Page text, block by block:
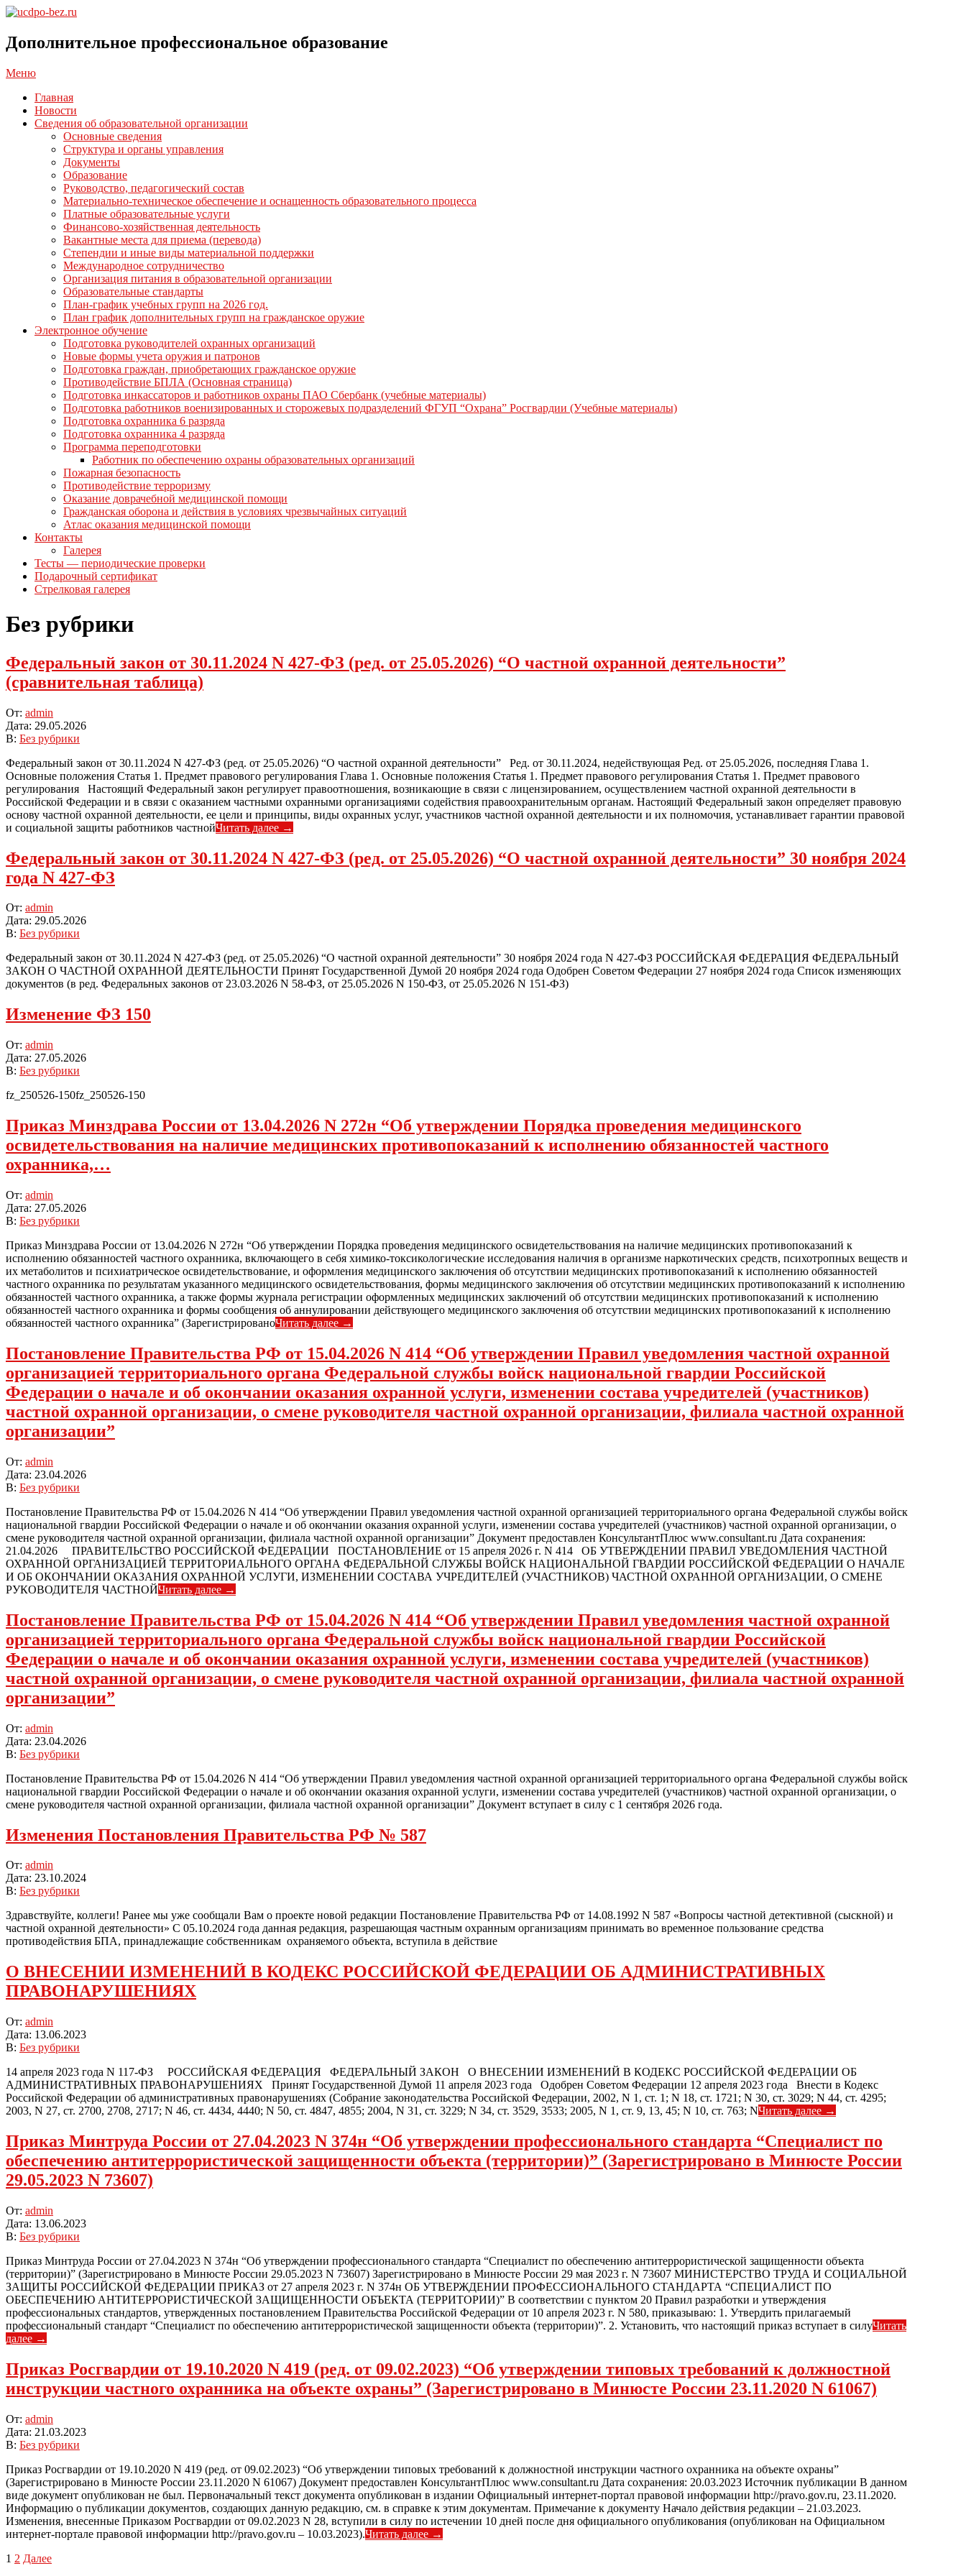
Перейти
содержимому
bez.ru
Дополнительное профессиональное образование
Главное
меню
Меню
Главная
Новости
Сведения об образовательной организации
Основные сведения
Структура и органы управления
Документы
Образование
Руководство, педагогический состав
Материально-техническое обеспечение и оснащенность образовательного процесса
Платные образовательные услуги
Финансово-хозяйственная деятельность
Вакантные места для приема (перевода)
Степендии и иные виды материальной поддержки
Международное сотрудничество
Организация питания в образовательной организации
Образовательные стандарты
План-график учебных групп на 2026 год.
План график дополнительных групп на гражданское оружие
Электронное обучение
Подготовка руководителей охранных организаций
Новые формы учета оружия и патронов
Подготовка граждан, приобретающих гражданское оружие
Противодействие БПЛА (Основная страница)
Подготовка инкассаторов и работников охраны ПАО Сбербанк (учебные материалы)
Подготовка работников военизированных и сторожевых подразделений ФГУП “Охрана” Росгвардии (Учебные материалы)
Подготовка охранника 6 разряда
Подготовка охранника 4 разряда
Программа переподготовки
Работник по обеспечению охраны образовательных организаций
Пожарная безопасность
Противодействие терроризму
Оказание доврачебной медицинской помощи
Гражданская оборона и действия в условиях чрезвычайных ситуаций
Атлас оказания медицинской помощи
Контакты
Галерея
Тесты — периодические проверки
Подарочный сертификат
Стрелковая галерея
Без рубрики
Федеральный закон от 30.11.2024 N 427-ФЗ (ред. от 25.05.2026) “О частной охранной деятельности”
(сравнительная таблица)
2026-
05-
29
От: admin
Дата: 29.05.2026
В: Без рубрики
Федеральный закон от 30.11.2024 N 427-ФЗ (ред. от 25.05.2026) “О частной охранной деятельности” Ред. от 30.11.2024, недействующая Ред. от 25.05.2026, последняя Глава 1.
Основные положения Статья 1. Предмет правового регулирования Глава 1. Основные положения Статья 1. Предмет правового регулирования Статья 1. Предмет правового
регулирования Настоящий Федеральный закон регулирует правоотношения, возникающие в связи с лицензированием, осуществлением частной охранной деятельности в
Российской Федерации и в связи с оказанием частными охранными организациями содействия правоохранительным органам. Настоящий Федеральный закон определяет правовую
основу частной охранной деятельности, ее цели и принципы, виды охранных услуг, участников частной охранной деятельности и их полномочия, устанавливает гарантии правовой
и социальной защиты работников частнойЧитать далее →
Федеральный закон от 30.11.2024 N 427-ФЗ (ред. от 25.05.2026) “О частной охранной деятельности” 30 ноября 2024
года N 427-ФЗ
2026-
05-
29
От: admin
Дата: 29.05.2026
В: Без рубрики
Федеральный закон от 30.11.2024 N 427-ФЗ (ред. от 25.05.2026) “О частной охранной деятельности” 30 ноября 2024 года N 427-ФЗ РОССИЙСКАЯ ФЕДЕРАЦИЯ ФЕДЕРАЛЬНЫЙ
ЗАКОН О ЧАСТНОЙ ОХРАННОЙ ДЕЯТЕЛЬНОСТИ Принят Государственной Думой 20 ноября 2024 года Одобрен Советом Федерации 27 ноября 2024 года Список изменяющих
документов (в ред. Федеральных законов от 23.03.2026 N 58-ФЗ, от 25.05.2026 N 150-ФЗ, от 25.05.2026 N 151-ФЗ)
Изменение ФЗ 150
2026-
05-
27
От: admin
Дата: 27.05.2026
В: Без рубрики
fz_250526-150fz_250526-150
Приказ Минздрава России от 13.04.2026 N 272н “Об утверждении Порядка проведения медицинского
освидетельствования на наличие медицинских противопоказаний к исполнению обязанностей частного
охранника,…
2026-
05-
27
От: admin
Дата: 27.05.2026
В: Без рубрики
Приказ Минздрава России от 13.04.2026 N 272н “Об утверждении Порядка проведения медицинского освидетельствования на наличие медицинских противопоказаний к
исполнению обязанностей частного охранника, включающего в себя химико-токсикологические исследования наличия в организме наркотических средств, психотропных веществ и
их метаболитов и психиатрическое освидетельствование, и оформления медицинского заключения об отсутствии медицинских противопоказаний к исполнению обязанностей
частного охранника по результатам указанного медицинского освидетельствования, формы медицинского заключения об отсутствии медицинских противопоказаний к исполнению
обязанностей частного охранника, а также формы журнала регистрации оформленных медицинских заключений об отсутствии медицинских противопоказаний к исполнению
обязанностей частного охранника и формы сообщения об аннулировании действующего медицинского заключения об отсутствии медицинских противопоказаний к исполнению
обязанностей частного охранника” (ЗарегистрированоЧитать далее →
Постановление Правительства РФ от 15.04.2026 N 414 “Об утверждении Правил уведомления частной охранной
организацией территориального органа Федеральной службы войск национальной гвардии Российской
Федерации о начале и об окончании оказания охранной услуги, изменении состава учредителей (участников)
частной охранной организации, о смене руководителя частной охранной организации, филиала частной охранной
организации”
2026-
04-
23
От: admin
Дата: 23.04.2026
В: Без рубрики
Постановление Правительства РФ от 15.04.2026 N 414 “Об утверждении Правил уведомления частной охранной организацией территориального органа Федеральной службы войск
национальной гвардии Российской Федерации о начале и об окончании оказания охранной услуги, изменении состава учредителей (участников) частной охранной организации, о
смене руководителя частной охранной организации, филиала частной охранной организации” Документ предоставлен КонсультантПлюс www.consultant.ru Дата сохранения:
21.04.2026 ПРАВИТЕЛЬСТВО РОССИЙСКОЙ ФЕДЕРАЦИИ ПОСТАНОВЛЕНИЕ от 15 апреля 2026 г. N 414 ОБ УТВЕРЖДЕНИИ ПРАВИЛ УВЕДОМЛЕНИЯ ЧАСТНОЙ
ОХРАННОЙ ОРГАНИЗАЦИЕЙ ТЕРРИТОРИАЛЬНОГО ОРГАНА ФЕДЕРАЛЬНОЙ СЛУЖБЫ ВОЙСК НАЦИОНАЛЬНОЙ ГВАРДИИ РОССИЙСКОЙ ФЕДЕРАЦИИ О НАЧАЛЕ
И ОБ ОКОНЧАНИИ ОКАЗАНИЯ ОХРАННОЙ УСЛУГИ, ИЗМЕНЕНИИ СОСТАВА УЧРЕДИТЕЛЕЙ (УЧАСТНИКОВ) ЧАСТНОЙ ОХРАННОЙ ОРГАНИЗАЦИИ, О СМЕНЕ
РУКОВОДИТЕЛЯ ЧАСТНОЙЧитать далее →
Постановление Правительства РФ от 15.04.2026 N 414 “Об утверждении Правил уведомления частной охранной
организацией территориального органа Федеральной службы войск национальной гвардии Российской
Федерации о начале и об окончании оказания охранной услуги, изменении состава учредителей (участников)
частной охранной организации, о смене руководителя частной охранной организации, филиала частной охранной
организации”
2026-
04-
23
От: admin
Дата: 23.04.2026
В: Без рубрики
Постановление Правительства РФ от 15.04.2026 N 414 “Об утверждении Правил уведомления частной охранной организацией территориального органа Федеральной службы войск
национальной гвардии Российской Федерации о начале и об окончании оказания охранной услуги, изменении состава учредителей (участников) частной охранной организации, о
смене руководителя частной охранной организации, филиала частной охранной организации” Документ вступает в силу с 1 сентября 2026 года.
Изменения Постановления Правительства РФ № 587
2024-
10-
23
От: admin
Дата: 23.10.2024
В: Без рубрики
Здравствуйте, коллеги! Ранее мы уже сообщали Вам о проекте новой редакции Постановление Правительства РФ от 14.08.1992 N 587 «Вопросы частной детективной (сыскной) и
частной охранной деятельности» С 05.10.2024 года данная редакция, разрешающая частным охранным организациям принимать во временное пользование средства
противодействия БПА, принадлежащие собственникам охраняемого объекта, вступила в действие
О ВНЕСЕНИИ ИЗМЕНЕНИЙ В КОДЕКС РОССИЙСКОЙ ФЕДЕРАЦИИ ОБ АДМИНИСТРАТИВНЫХ
ПРАВОНАРУШЕНИЯХ
2023-
06-
13
От: admin
Дата: 13.06.2023
В: Без рубрики
14 апреля 2023 года N 117-ФЗ РОССИЙСКАЯ ФЕДЕРАЦИЯ ФЕДЕРАЛЬНЫЙ ЗАКОН О ВНЕСЕНИИ ИЗМЕНЕНИЙ В КОДЕКС РОССИЙСКОЙ ФЕДЕРАЦИИ ОБ
АДМИНИСТРАТИВНЫХ ПРАВОНАРУШЕНИЯХ Принят Государственной Думой 11 апреля 2023 года Одобрен Советом Федерации 12 апреля 2023 года Внести в Кодекс
Российской Федерации об административных правонарушениях (Собрание законодательства Российской Федерации, 2002, N 1, ст. 1; N 18, ст. 1721; N 30, ст. 3029; N 44, ст. 4295;
2003, N 27, ст. 2700, 2708, 2717; N 46, ст. 4434, 4440; N 50, ст. 4847, 4855; 2004, N 31, ст. 3229; N 34, ст. 3529, 3533; 2005, N 1, ст. 9, 13, 45; N 10, ст. 763; NЧитать далее →
Приказ Минтруда России от 27.04.2023 N 374н “Об утверждении профессионального стандарта “Специалист по
обеспечению антитеррористической защищенности объекта (территории)” (Зарегистрировано в Минюсте России
29.05.2023 N 73607)
2023-
06-
13
От: admin
Дата: 13.06.2023
В: Без рубрики
Приказ Минтруда России от 27.04.2023 N 374н “Об утверждении профессионального стандарта “Специалист по обеспечению антитеррористической защищенности объекта
(территории)” (Зарегистрировано в Минюсте России 29.05.2023 N 73607) Зарегистрировано в Минюсте России 29 мая 2023 г. N 73607 МИНИСТЕРСТВО ТРУДА И СОЦИАЛЬНОЙ
ЗАЩИТЫ РОССИЙСКОЙ ФЕДЕРАЦИИ ПРИКАЗ от 27 апреля 2023 г. N 374н ОБ УТВЕРЖДЕНИИ ПРОФЕССИОНАЛЬНОГО СТАНДАРТА “СПЕЦИАЛИСТ ПО
ОБЕСПЕЧЕНИЮ АНТИТЕРРОРИСТИЧЕСКОЙ ЗАЩИЩЕННОСТИ ОБЪЕКТА (ТЕРРИТОРИИ)” В соответствии с пунктом 20 Правил разработки и утверждения
профессиональных стандартов, утвержденных постановлением Правительства Российской Федерации от 10 апреля 2023 г. N 580, приказываю: 1. Утвердить прилагаемый
профессиональный стандарт “Специалист по обеспечению антитеррористической защищенности объекта (территории)”. 2. Установить, что настоящий приказ вступает в силуЧитать
далее →
Приказ Росгвардии от 19.10.2020 N 419 (ред. от 09.02.2023) “Об утверждении типовых требований к должностной
инструкции частного охранника на объекте охраны” (Зарегистрировано в Минюсте России 23.11.2020 N 61067)
2023-
03-
21
От: admin
Дата: 21.03.2023
В: Без рубрики
Приказ Росгвардии от 19.10.2020 N 419 (ред. от 09.02.2023) “Об утверждении типовых требований к должностной инструкции частного охранника на объекте охраны”
(Зарегистрировано в Минюсте России 23.11.2020 N 61067) Документ предоставлен КонсультантПлюс www.consultant.ru Дата сохранения: 20.03.2023 Источник публикации В данном
виде документ опубликован не был. Первоначальный текст документа опубликован в издании Официальный интернет-портал правовой информации http://pravo.gov.ru, 23.11.2020.
Информацию о публикации документов, создающих данную редакцию, см. в справке к этим документам. Примечание к документу Начало действия редакции – 21.03.2023.
Изменения, внесенные Приказом Росгвардии от 09.02.2023 N 28, вступили в силу по истечении 10 дней после дня официального опубликования (опубликован на Официальном
интернет-портале правовой информации http://pravo.gov.ru – 10.03.2023).Читать далее →
Пагинация
1 2 Далее